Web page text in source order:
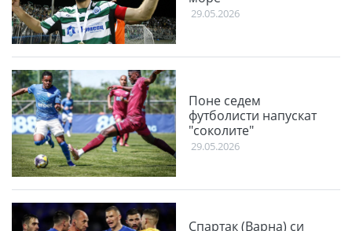
29.05.2026
Поне седем
футболисти напускат
"соколите"
29.05.2026
Спартак (Варна) си